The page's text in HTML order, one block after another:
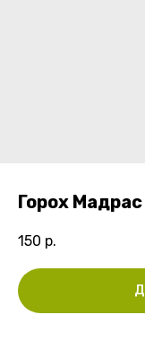
Горох Мадрас
150 р.